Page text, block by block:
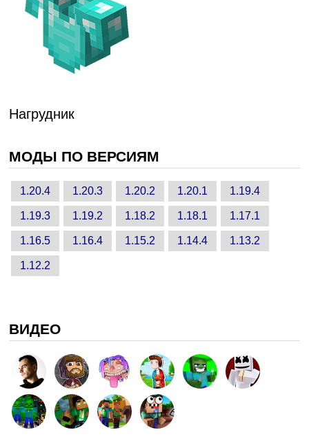
Нагрудник
МОДЫ ПО ВЕРСИЯМ
1.20.4 1.20.3 1.20.2 1.20.1 1.19.4
1.19.3 1.19.2 1.18.2 1.18.1 1.17.1
1.16.5 1.16.4 1.15.2 1.14.4 1.13.2
1.12.2
ВИДЕО